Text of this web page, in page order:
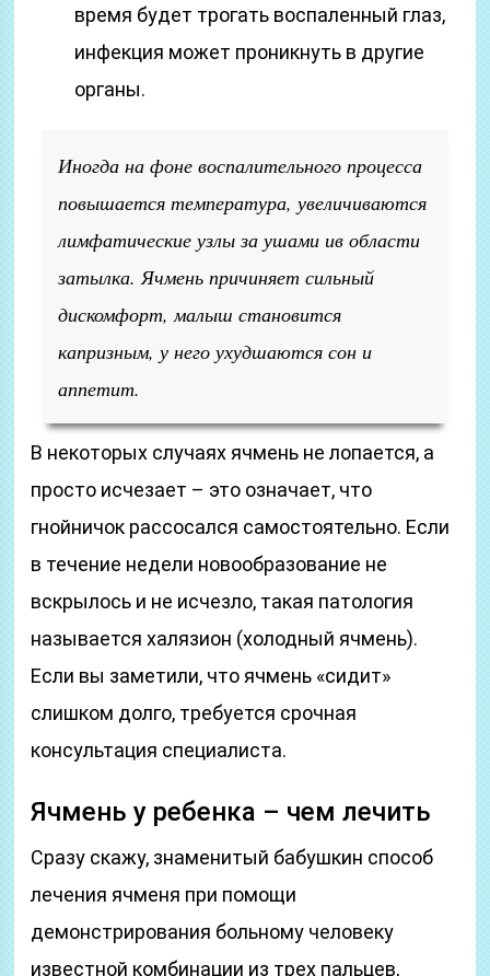
время будет трогать воспаленный глаз,
инфекция может проникнуть в другие
органы.
Иногда на фоне воспалительного процесса
повышается температура, увеличиваются
лимфатические узлы за ушами ив области
затылка. Ячмень причиняет сильный
дискомфорт, малыш становится
капризным, у него ухудшаются сон и
аппетит.
В некоторых случаях ячмень не лопается, а
просто исчезает – это означает, что
гнойничок рассосался самостоятельно. Если
в течение недели новообразование не
вскрылось и не исчезло, такая патология
называется халязион (холодный ячмень).
Если вы заметили, что ячмень «сидит»
слишком долго, требуется срочная
консультация специалиста.
Ячмень у ребенка – чем лечить
Сразу скажу, знаменитый бабушкин способ
лечения ячменя при помощи
демонстрирования больному человеку
известной комбинации из трех пальцев,